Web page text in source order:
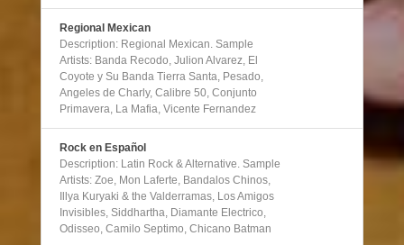
Regional Mexican
Description: Regional Mexican. Sample
Artists: Banda Recodo, Julion Alvarez, El
Coyote y Su Banda Tierra Santa, Pesado,
Angeles de Charly, Calibre 50, Conjunto
Primavera, La Mafia, Vicente Fernandez
Rock en Español
Description: Latin Rock & Alternative. Sample
Artists: Zoe, Mon Laferte, Bandalos Chinos,
Illya Kuryaki & the Valderramas, Los Amigos
Invisibles, Siddhartha, Diamante Electrico,
Odisseo, Camilo Septimo, Chicano Batman